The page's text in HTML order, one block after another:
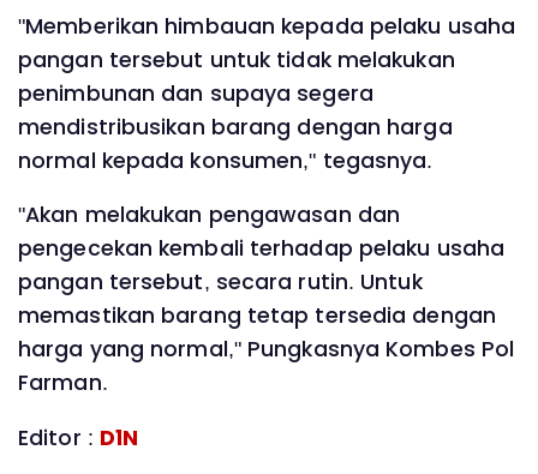
"Memberikan himbauan kepada pelaku usaha
pangan tersebut untuk tidak melakukan
penimbunan dan supaya segera
mendistribusikan barang dengan harga
normal kepada konsumen," tegasnya.
"Akan melakukan pengawasan dan
pengecekan kembali terhadap pelaku usaha
pangan tersebut, secara rutin. Untuk
memastikan barang tetap tersedia dengan
harga yang normal," Pungkasnya Kombes Pol
Farman.
Editor : D1N